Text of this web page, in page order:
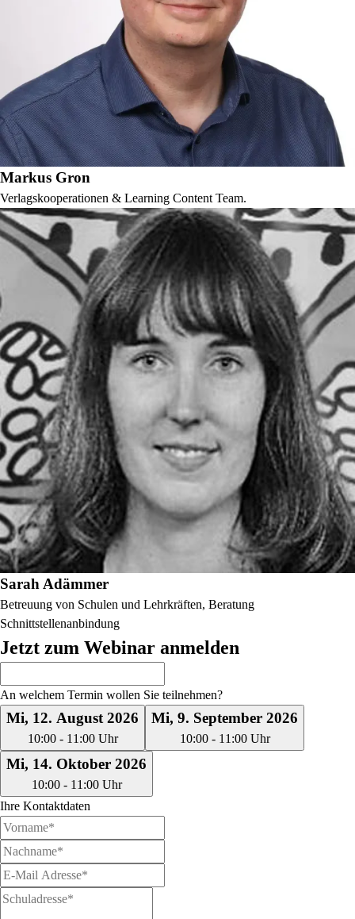
Markus Gron
Verlagskooperationen & Learning Content Team.
Sarah Adämmer
Betreuung von Schulen und Lehrkräften, Beratung
Schnittstellenanbindung
Jetzt zum Webinar anmelden
An welchem Termin wollen Sie teilnehmen?
Mi, 12. August 2026
10:00- 11:00Uhr
Mi, 9. September 2026
10:00- 11:00Uhr
Mi, 14. Oktober 2026
10:00- 11:00Uhr
Ihre Kontaktdaten